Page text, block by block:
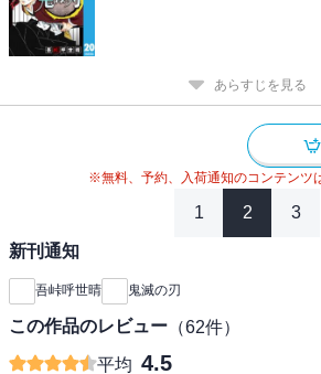
あらすじを見る
※無料、予約、入荷通知のコンテンツ
1 2 3
新刊通知
吾峠呼世晴 鬼滅の刃
この作品のレビュー （62件）
平均 4.5